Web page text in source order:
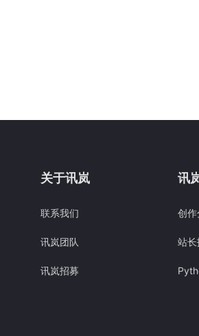
关于讯岚
联系我们
讯岚团队
讯岚招募
讯
创作
站长